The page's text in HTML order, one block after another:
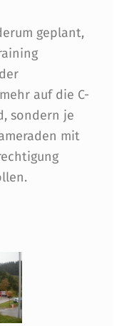
geplant,
auf die C-
sondern je
mit